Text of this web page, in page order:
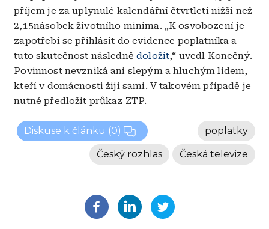
příjem je za uplynulé kalendářní čtvrtletí nižší než
2,15násobek životního minima. „K osvobození je
zapotřebí se přihlásit do evidence poplatníka a
tuto skutečnost následnědoložit,“ uvedl Konečný.
Povinnost nevzniká ani slepým a hluchým lidem,
kteří v domácnosti žijí sami. V takovém případě je
nutné předložit průkaz ZTP.
Diskuse k článku (0) poplatky
Česká televize
Český rozhlas